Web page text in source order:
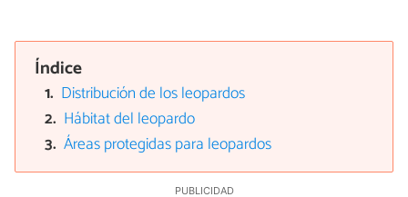
Índice
Distribución de los leopardos
Hábitat del leopardo
Áreas protegidas para leopardos